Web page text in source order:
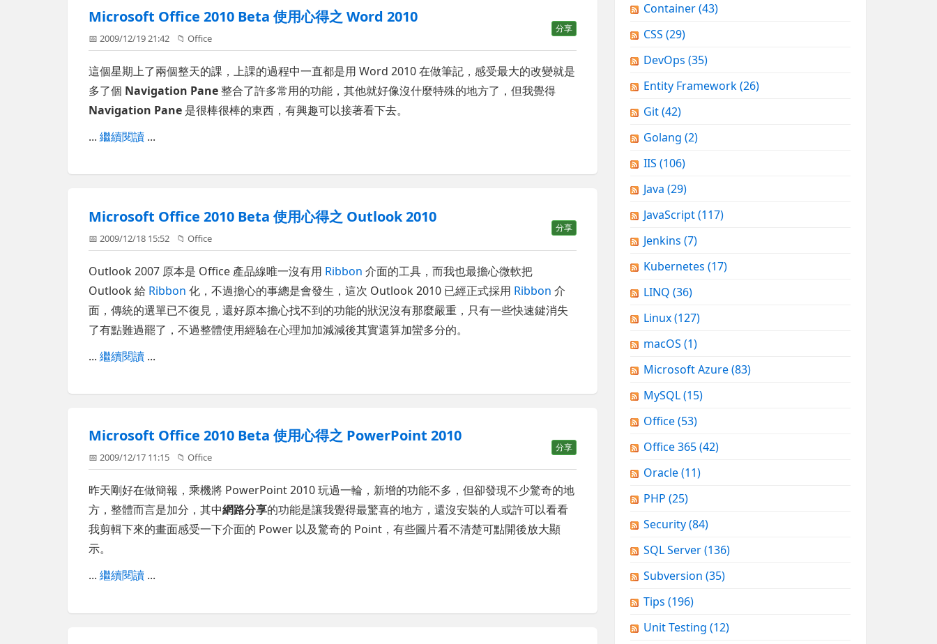
Microsoft Office 2010 Beta 使用心得之 Word 2010
分享
📅 2009/12/19 21:42 📁Office
這個星期上了兩個整天的課，上課的過程中一直都是用 Word 2010 在做筆記，感受最大的改變就是
多了個 Navigation Pane整合了許多常用的功能，其他就好像沒什麼特殊的地方了，但我覺得
Navigation Pane 是很棒很棒的東西，有興趣可以接著看下去。
...繼續閱讀 ...
Microsoft Office 2010 Beta 使用心得之 Outlook 2010
分享
📅 2009/12/18 15:52 📁Office
Outlook 2007 原本是 Office 產品線唯一沒有用 Ribbon 介面的工具，而我也最擔心微軟把
Outlook 給 Ribbon 化，不過擔心的事總是會發生，這次 Outlook 2010 已經正式採用 Ribbon 介
面，傳統的選單已不復見，還好原本擔心找不到的功能的狀況沒有那麼嚴重，只有一些快速鍵消失
了有點難過罷了，不過整體使用經驗在心理加加減減後其實還算加蠻多分的。
...繼續閱讀 ...
Microsoft Office 2010 Beta 使用心得之 PowerPoint 2010
分享
📅 2009/12/17 11:15 📁Office
昨天剛好在做簡報，乘機將 PowerPoint 2010 玩過一輪，新增的功能不多，但卻發現不少驚奇的地
方，整體而言是加分，其中網路分享的功能是讓我覺得最驚喜的地方，還沒安裝的人或許可以看看
我剪輯下來的畫面感受一下介面的 Power 以及驚奇的 Point，有些圖片看不清楚可點開後放大顯
示。
...繼續閱讀 ...
Container(43)
CSS (29)
DevOps (35)
Entity Framework(26)
Git(42)
Golang (2)
IIS (106)
Java (29)
JavaScript(117)
Jenkins (7)
Kubernetes (17)
LINQ (36)
Linux(127)
macOS (1)
Microsoft Azure(83)
MySQL(15)
Office(53)
Office 365(42)
Oracle(11)
PHP (25)
Security(84)
SQL Server(136)
Subversion (35)
Tips (196)
Unit Testing (12)